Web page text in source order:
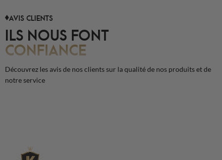
AVIS CLIENTS
ILS NOUS FONT
CONFIANCE
Découvrez les avis de nos clients sur la qualité de nos produits et de
notre service